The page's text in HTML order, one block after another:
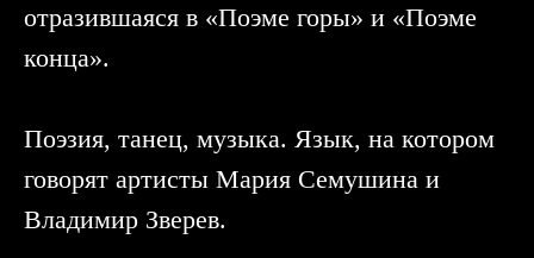
отразившаяся в «Поэме горы» и «Поэме
конца».
Поэзия, танец, музыка. Язык, на котором
говорят артисты Мария Семушина и
Владимир Зверев.